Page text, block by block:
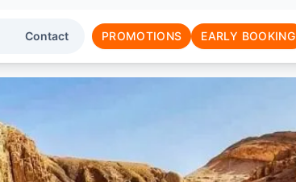
Contact PROMOTIONS EARLY BOOKING